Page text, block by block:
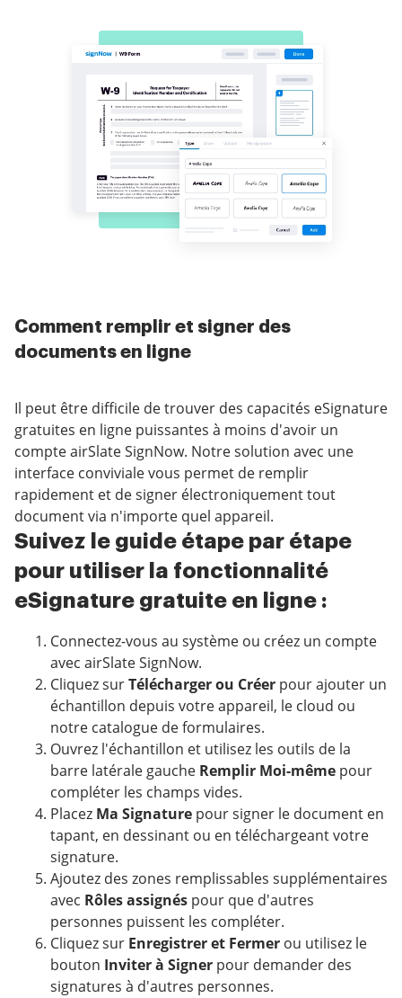
Comment remplir et signer des
documents en ligne
Il peut être difficile de trouver des capacités eSignature
gratuites en ligne puissantes à moins d'avoir un
compte airSlate SignNow. Notre solution avec une
interface conviviale vous permet de remplir
rapidement et de signer électroniquement tout
document via n'importe quel appareil.
Suivez le guide étape par étape
pour utiliser la fonctionnalité
eSignature gratuite en ligne :
Connectez-vous au système ou créez un compte
avec airSlate SignNow.
Cliquez surTélécharger ou Créer pour ajouter un
échantillon depuis votre appareil, le cloud ou
notre catalogue de formulaires.
Ouvrez l'échantillon et utilisez les outils de la
barre latérale gauche Remplir Moi-même pour
compléter les champs vides.
Placez Ma Signature pour signer le document en
tapant, en dessinant ou en téléchargeant votre
signature.
Ajoutez des zones remplissables supplémentaires
avec Rôles assignés pour que d'autres
personnes puissent les compléter.
Cliquez sur Enregistrer et Fermer ou utilisez le
bouton Inviter à Signer pour demander des
signatures à d'autres personnes.